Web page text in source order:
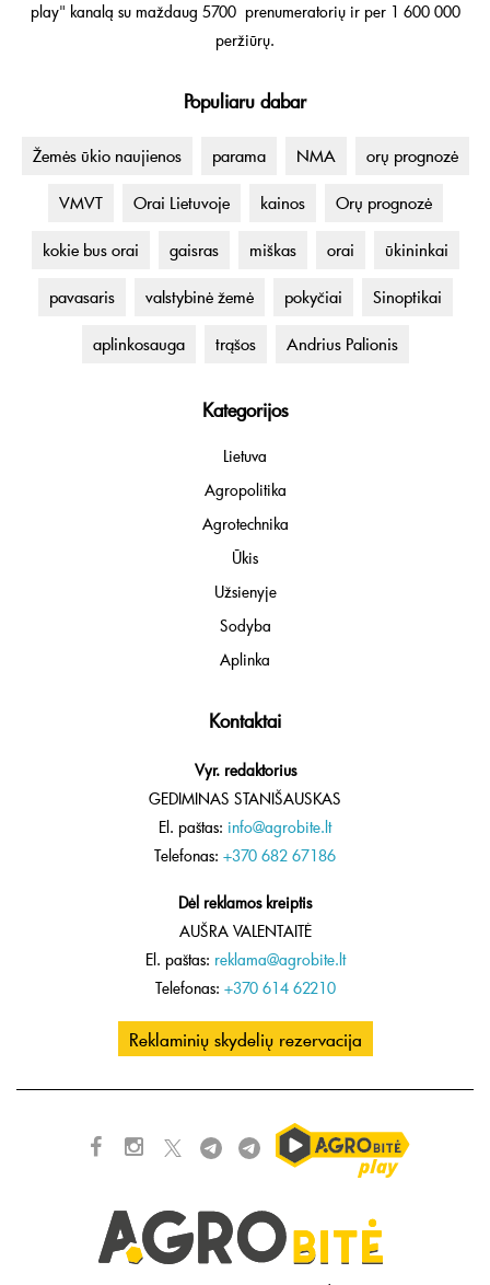
play" kanalą su maždaug 5700 prenumeratorių ir per 1 600 000
peržiūrų.
Populiaru dabar
Žemės ūkio naujienos parama NMA orų prognozė
VMVT Orai Lietuvoje kainos Orų prognozė
kokie bus orai gaisras miškas orai ūkininkai
pavasaris valstybinė žemė pokyčiai Sinoptikai
aplinkosauga trąšos Andrius Palionis
Kategorijos
Lietuva
Agropolitika
Agrotechnika
Ūkis
Užsienyje
Sodyba
Aplinka
Kontaktai
Vyr. redaktorius
GEDIMINAS STANIŠAUSKAS
El. paštas: info@agrobite.lt
Telefonas: +370 682 67186
Dėl reklamos kreiptis
AUŠRA VALENTAITĖ
El. paštas: reklama@agrobite.lt
Telefonas: +370 614 62210
Reklaminių skydelių rezervacija